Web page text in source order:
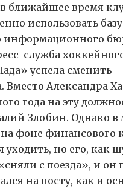
ближайшее время
использовать
информационного
служба
успела сменить
Вместо Александра
года на эту
Злобин. Однако в
фоне финансового
уходить, но его, как
с поезда», и он
на посту, как и